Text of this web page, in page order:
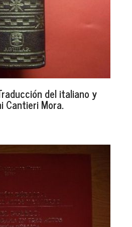
del italiano y
Cantieri Mora.